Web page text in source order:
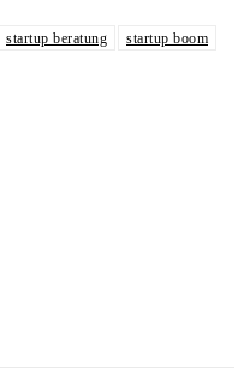
startup beratung
startup boom